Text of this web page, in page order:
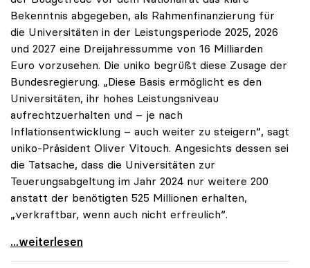
Bekenntnis abgegeben, als Rahmenfinanzierung für
die Universitäten in der Leistungsperiode 2025, 2026
und 2027 eine Dreijahressumme von 16 Milliarden
Euro vorzusehen. Die uniko begrüßt diese Zusage der
Bundesregierung. „Diese Basis ermöglicht es den
Universitäten, ihr hohes Leistungsniveau
aufrechtzuerhalten und – je nach
Inflationsentwicklung – auch weiter zu steigern“, sagt
uniko-Präsident Oliver Vitouch. Angesichts dessen sei
die Tatsache, dass die Universitäten zur
Teuerungsabgeltung im Jahr 2024 nur weitere 200
anstatt der benötigten 525 Millionen erhalten,
„verkraftbar, wenn auch nicht erfreulich“.
16 Milliarden für Universitäten: „Solide
...weiterlesen